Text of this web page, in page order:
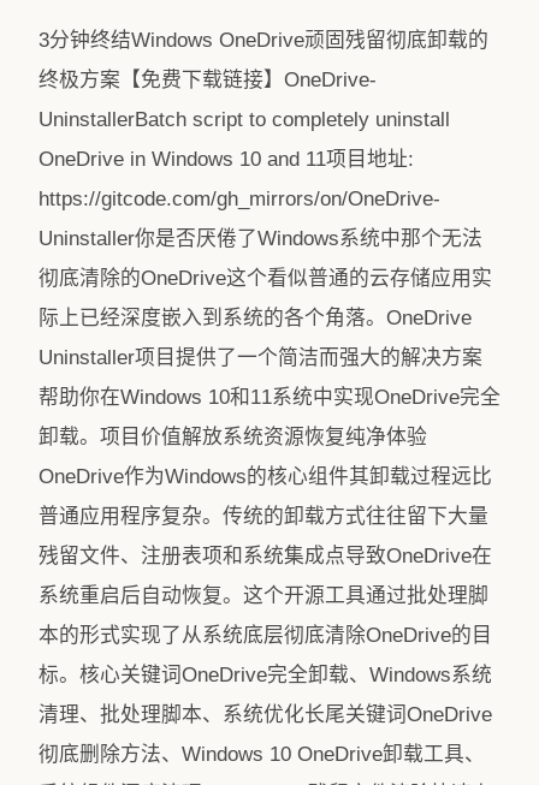
3分钟终结Windows OneDrive顽固残留彻底卸载的
终极方案【免费下载链接】OneDrive-
UninstallerBatch script to completely uninstall
OneDrive in Windows 10 and 11项目地址:
https://gitcode.com/gh_mirrors/on/OneDrive-
Uninstaller你是否厌倦了Windows系统中那个无法
彻底清除的OneDrive这个看似普通的云存储应用实
际上已经深度嵌入到系统的各个角落。OneDrive
Uninstaller项目提供了一个简洁而强大的解决方案
帮助你在Windows 10和11系统中实现OneDrive完全
卸载。项目价值解放系统资源恢复纯净体验
OneDrive作为Windows的核心组件其卸载过程远比
普通应用程序复杂。传统的卸载方式往往留下大量
残留文件、注册表项和系统集成点导致OneDrive在
系统重启后自动恢复。这个开源工具通过批处理脚
本的形式实现了从系统底层彻底清除OneDrive的目
标。核心关键词OneDrive完全卸载、Windows系统
清理、批处理脚本、系统优化长尾关键词OneDrive
彻底删除方法、Windows 10 OneDrive卸载工具、